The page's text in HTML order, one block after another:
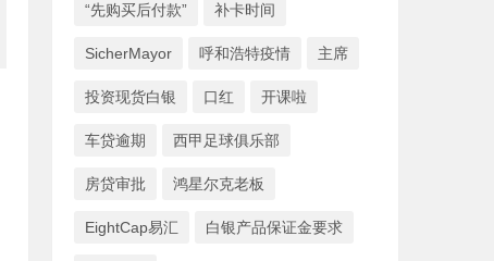
“先购买后付款” 补卡时间
SicherMayor 呼和浩特疫情 主席
投资现货白银 口红 开课啦
车贷逾期 西甲足球俱乐部
房贷审批 鸿星尔克老板
EightCap易汇 白银产品保证金要求